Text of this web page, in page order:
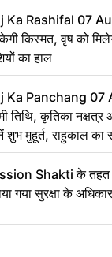
Ka Rashifal 07
किस्मत, वृष को
का हाल
Ka Panchang
तिथि, कृतिका नक्षत्र
शुभ मुहूर्त, राहुकाल का
Shakti के तहत
गया सुरक्षा के अधिकार